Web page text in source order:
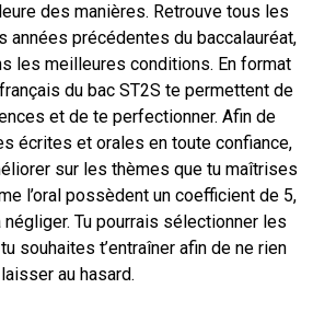
des manières. Retrouve tous les
années précédentes du baccalauréat,
les meilleures conditions. En format
du bac ST2S te permettent de
et de te perfectionner. Afin de
écrites et orales en toute confiance,
sur les thèmes que tu maîtrises
l’oral possèdent un coefficient de 5,
négliger. Tu pourrais sélectionner les
souhaites t’entraîner afin de ne rien
laisser au hasard.